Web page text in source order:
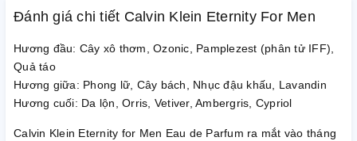
Đánh giá chi tiết Calvin Klein Eternity For Men
Hương đầu: Cây xô thơm, Ozonic, Pamplezest (phân tử IFF),
Quả táo
Hương giữa: Phong lữ, Cây bách, Nhục đậu khấu, Lavandin
Hương cuối: Da lộn, Orris, Vetiver, Ambergris, Cypriol
Calvin Klein Eternity for Men Eau de Parfum ra mắt vào tháng